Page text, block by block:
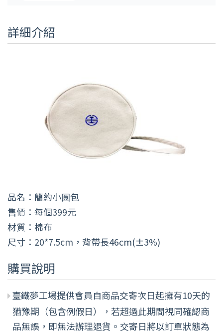
詳細介紹
品名：簡約小圓包
售價：每個399元
材質：棉布
尺寸：20*7.5cm，背帶長46cm(±3%)
購買說明
臺鐵夢工場提供會員自商品交寄次日起擁有10天的
猶豫期（包含例假日），若超過此期間視同確認商
品無誤，即無法辦理退貨。交寄日將以訂單狀態為